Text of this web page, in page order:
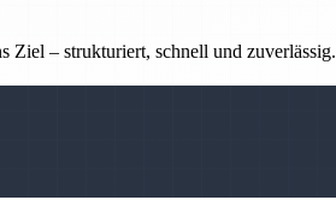
Ziel – strukturiert, schnell und zuverlässig.